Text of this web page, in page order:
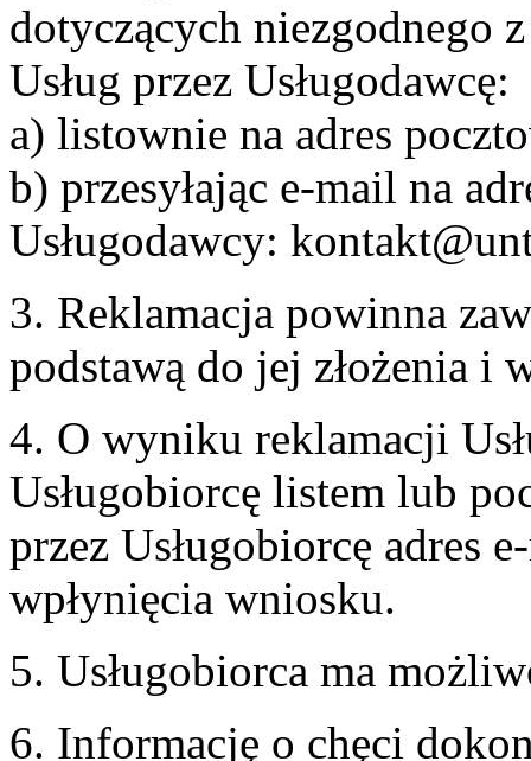
dotyczących niezgodnego
Usług przez Usługodawcę:
a) listownie na adres
b) przesyłając e-mail na
Usługodawcy:
3. Reklamacja powinna
podstawą do jej złożenia i
4. O wyniku reklamacji
Usługobiorcę listem lub
przez Usługobiorcę adres
wpłynięcia wniosku.
5. Usługobiorca ma
6. Informację o chęci